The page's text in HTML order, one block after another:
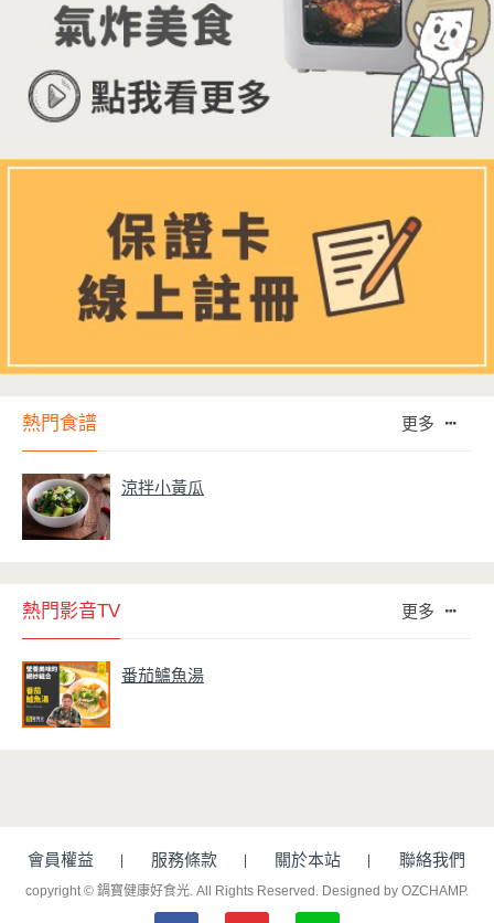
熱門食譜 更多
涼拌小黃瓜
熱門影音TV 更多
番茄鱸魚湯
會員權益 服務條款 關於本站 聯絡我們
copyright © 鍋寶健康好食光. All Rights Reserved. Designed by OZCHAMP.